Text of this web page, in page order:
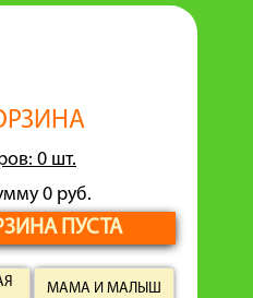
0 шт.
0 руб.
ПУСТА
МАМА И МАЛЫШ